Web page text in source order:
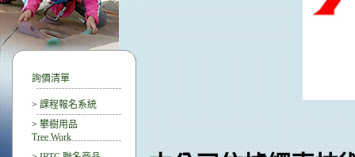
詢價清單
> 課程報名系統
> 攀樹用品
Tree Work